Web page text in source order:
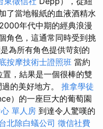
了當地報紙的血液酒精水
年代中期的經典浪漫
角色，這通常同時受到挑
為所有角色提供苛刻的
按摩技術士證照班 當約
，結果是一個很棒的雙
的美好地方。 推拿學徒
）的一座巨大的葡萄園
單人房 到達令人驚嘆的
北除白蟻公司 徵信社費